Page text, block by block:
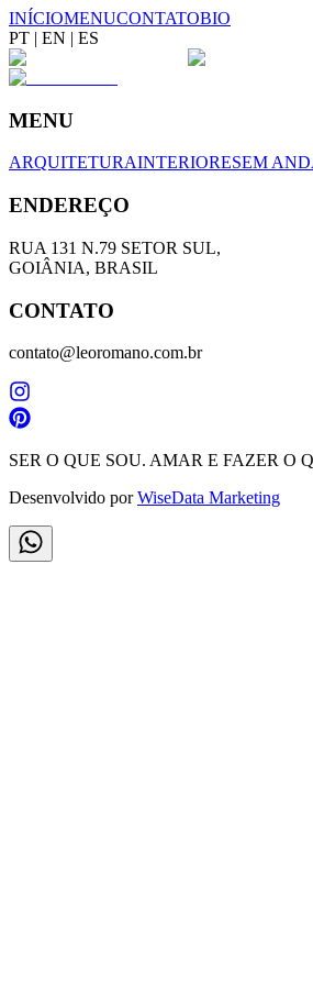
INÍCIOMENUCONTATOBIO
PT | EN | ES
MENU
ARQUITETURAINTERIORESEM
ENDEREÇO
RUA 131 N.79 SETOR SUL,
GOIÂNIA, BRASIL
CONTATO
contato@leoromano.com.br
SER O QUE SOU. AMAR E FAZER O
Desenvolvido por WiseData Marketing